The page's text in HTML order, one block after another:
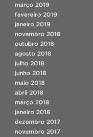
março 2019
fevereiro 2019
janeiro 2019
novembro 2018
outubro 2018
agosto 2018
julho 2018
junho 2018
maio 2018
abril 2018
março 2018
janeiro 2018
dezembro 2017
novembro 2017